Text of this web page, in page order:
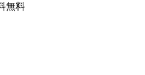
無料